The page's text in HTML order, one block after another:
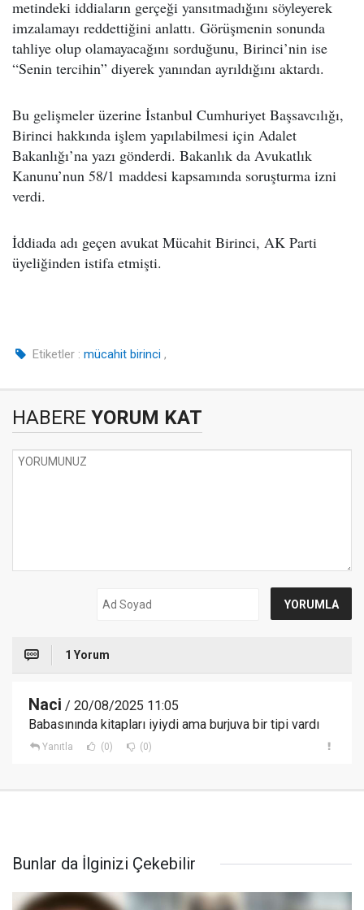
metindeki iddiaların gerçeği yansıtmadığını söyleyerek
imzalamayı reddettiğini anlattı. Görüşmenin sonunda
tahliye olup olamayacağını sorduğunu, Birinci’nin ise
“Senin tercihin” diyerek yanından ayrıldığını aktardı.
Bu gelişmeler üzerine İstanbul Cumhuriyet Başsavcılığı,
Birinci hakkında işlem yapılabilmesi için Adalet
Bakanlığı’na yazı gönderdi. Bakanlık da Avukatlık
Kanunu’nun 58/1 maddesi kapsamında soruşturma izni
verdi.
İddiada adı geçen avukat Mücahit Birinci, AK Parti
üyeliğinden istifa etmişti.
Etiketler : mücahit birinci ,
HABERE YORUM KAT
1 Yorum
Naci / 20/08/2025 11:05
Babasınında kitapları iyiydi ama burjuva bir tipi vardı
Yanıtla (0) (0)
Bunlar da İlginizi Çekebilir